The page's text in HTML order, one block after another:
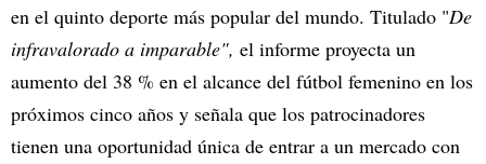
en el quinto deporte más popular del mundo. Titulado "De
infravalorado a imparable", el informe proyecta un
aumento del 38 % en el alcance del fútbol femenino en los
próximos cinco años y señala que los patrocinadores
tienen una oportunidad única de entrar a un mercado con